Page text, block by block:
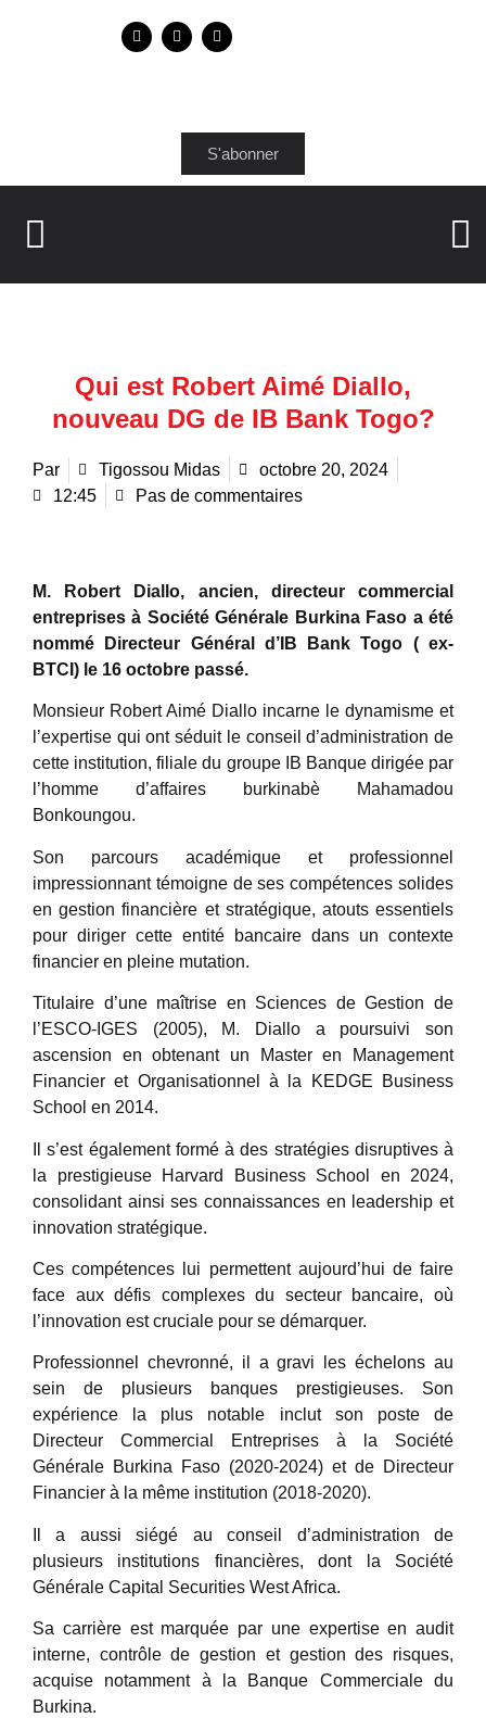
S'abonner
Qui est Robert Aimé Diallo,
nouveau DG de IB Bank Togo?
Par Tigossou Midas
octobre 20, 2024
12:45
Pas de commentaires
M. Robert Diallo, ancien, directeur commercial
entreprises à Société Générale Burkina Faso a été
nommé Directeur Général d’IB Bank Togo ( ex-
BTCI) le 16 octobre passé.
Monsieur Robert Aimé Diallo incarne le dynamisme et
l’expertise qui ont séduit le conseil d’administration de
cette institution, filiale du groupe IB Banque dirigée par
l’homme d’affaires burkinabè Mahamadou
Bonkoungou.
Son parcours académique et professionnel
impressionnant témoigne de ses compétences solides
en gestion financière et stratégique, atouts essentiels
pour diriger cette entité bancaire dans un contexte
financier en pleine mutation.
Titulaire d’une maîtrise en Sciences de Gestion de
l’ESCO-IGES (2005), M. Diallo a poursuivi son
ascension en obtenant un Master en Management
Financier et Organisationnel à la KEDGE Business
School en 2014.
Il s’est également formé à des stratégies disruptives à
la prestigieuse Harvard Business School en 2024,
consolidant ainsi ses connaissances en leadership et
innovation stratégique.
Ces compétences lui permettent aujourd’hui de faire
face aux défis complexes du secteur bancaire, où
l’innovation est cruciale pour se démarquer.
Professionnel chevronné, il a gravi les échelons au
sein de plusieurs banques prestigieuses. Son
expérience la plus notable inclut son poste de
Directeur Commercial Entreprises à la Société
Générale Burkina Faso (2020-2024) et de Directeur
Financier à la même institution (2018-2020).
Il a aussi siégé au conseil d’administration de
plusieurs institutions financières, dont la Société
Générale Capital Securities West Africa.
Sa carrière est marquée par une expertise en audit
interne, contrôle de gestion et gestion des risques,
acquise notamment à la Banque Commerciale du
Burkina.